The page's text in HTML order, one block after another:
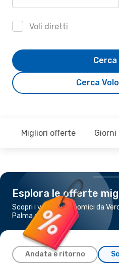
Voli diretti
Cerca
Cerca
Migliori offerte
Esplora le offerte
Scopri i voli più economici da
Palma di Maiorca
Andata e ritorno